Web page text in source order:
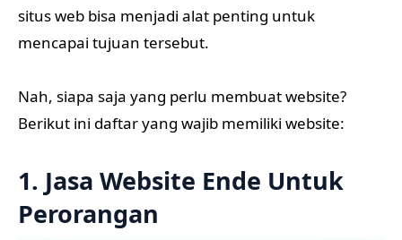
situs web bisa menjadi alat penting untuk
mencapai tujuan tersebut.
Nah, siapa saja yang perlu membuat website?
Berikut ini daftar yang wajib memiliki website:
1. Jasa Website Ende Untuk
Perorangan